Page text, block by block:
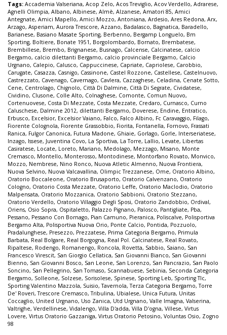
Tags: Accademia Valseriana, Acop Zelo, Acos Treviglio, Acov Verdello, Adrarese,
Agnelli Olimpia, Albano, Albinese, Almè, Alzanese, Amatori 85, Amici
Antegnate, Amici Mapello, Amici Mozzo, Antoniana, Ardesio, Ares Redona, Arx,
Arzago, Asperiam, Aurora Trescore, Azzano, Badalasco, Bagnatica, Baradello,
Barianese, Basiano Masate Sporting, Berbenno, Bergamp Longuelo, Bm
Sporting, Boltiere, Bonate 1951, Borgolombardo, Bornato, Brembatese,
Brembillese, Brembo, Brignanese, Busnago, Calcense, Calcinatese, calcio
Bergamo, calcio dilettanti Bergamo, calcio provinciale Bergamo, Calcio
Urgnano, Calepio, Calusco, Cappuccinese, Capriate, Capriolese, Carobbio,
Carugate, Casazza, Casnigo, Cassinone, Castel Rozzone, Castellese, Castelnuovo,
Castrezzato, Cavenago, Cavernago, Cavlera, Cazzaghese, Celadina, Cenate Sotto,
Cene, Centrolago, Chignolo, Città Di Dalmine, Città Di Segrate, Cividatese,
Cividino, Clusone, Colle Alto, Colnaghese, Comonte, Comun Nuovo,
Cortenuovese, Costa Di Mezzate, Costa Mezzate, Credaro, Curnasco, Curno
Caluschese, Dalmine 2012, dilettanti Bergamo, Doverese, Endine, Entratico,
Erbusco, Excelsior, Excelsior Vaiano, Falco, Falco Albino, Fc Caravaggio, Filago,
Fiorente Colognola, Fiorente Grassobbio, Fiorita, Fontanella, Fornovo, Frassati
Ranica, Fulgor Canonica, Futura Madone, Ghiaie, Gorlago, Gorle, Interseriatese,
Inzago, Issese, Juventina Covo, La Sportiva, La Torre, Lallio, Levate, Libertas
Casiratese, Locate, Loreto, Mariano, Medolago, Mezzago, Misano, Monte
Cremasco, Montello, Monterosso, Montodinese, Montorfano Rovato, Monvico,
Mozzo, Nembrese, Nino Ronco, Nuova Atletic Almenno, Nuova Frontiera,
Nuova Selvino, Nuova Valcavallina, Olimpic Trezzanese, Ome, Oratorio Albino,
Oratorio Boccaleone, Oratorio Brusaporto, Oratorio Calvenzano, Oratorio
Cologno, Oratorio Costa Mezzate, Oratorio Leffe, Oratorio Maclodio, Oratorio
Malpensata, Oratorio Mozzanica, Oratorio Sabbioni, Oratorio Stezzano,
Oratorio Verdello, Oratorio Villaggio Degli Sposi, Oratorio Zandobbio, Ordival,
Oriens, Osio Sopra, Ospitaletto, Palazzo Pignano, Palosco, Pantigliate, Pba,
Pessano, Pessano Con Bornago, Pian Camuno, Pieranica, Poliscalve, Polisportiva
Bergamo Alta, Polisportiva Nuova Orio, Ponte Calcio, Pontida, Pozzuolo,
Pradalunghese, Presezzo, Prezzatese, Prima Categoria Bergamo, Primula
Barbata, Real Bolgare, Real Borgogna, Real Pol. Calcinatese, Real Rovato,
Ripaltese, Rodengo, Romanengo, Roncola, Rovetta, Sabbio, Saiano, San
Francesco Virescit, San Giorgio Cellatica, San Giovanni Bianco, San Giovanni
Bienno, San Giovanni Bosco, San Leone, San Lorenzo, San Pancrazio, San Paolo
Soncino, San Pellegrino, San Tomaso, Scannabuese, Sebinia, Seconda Categoria
Bergamo, Solleone, Solzese, Sorisolese, Spinese, Sporting Leb, Sporting Tlc,
Sporting Valentino Mazzola, Suisio,Tavernola,Terza Categoria Bergamo,Torre
De' Roveri,Trescore Cremasco,Tribulina, Ubialese, Unica Futura, Unitas
Coccaglio, United Urgnano, Uso Zanica, Utd Urgnano, Valle Imagna, Valserina,
Valtrighe, Verdellinese, Vidalengo, Villa D'adda, Villa D'ogna, Villese, Virtus
Lovere, Virtus Oratorio Gazzaniga, Virtus Oratorio Petosino, Voluntas Osio, Zogno
98